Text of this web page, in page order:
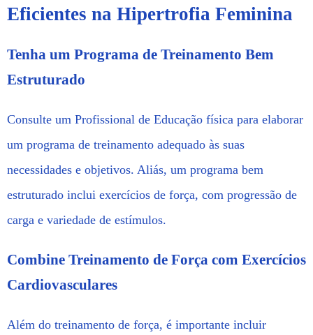
Eficientes na Hipertrofia Feminina
Tenha um Programa de Treinamento Bem
Estruturado
Consulte um Profissional de Educação física para elaborar
um programa de treinamento adequado às suas
necessidades e objetivos. Aliás, um programa bem
estruturado inclui exercícios de força, com progressão de
carga e variedade de estímulos.
Combine Treinamento de Força com Exercícios
Cardiovasculares
Além do treinamento de força, é importante incluir